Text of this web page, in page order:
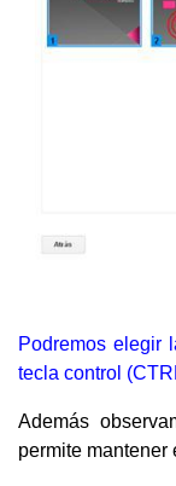
Podremos elegir
tecla control
Además
permite mantener